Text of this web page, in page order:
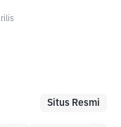
rilis
Situs Resmi